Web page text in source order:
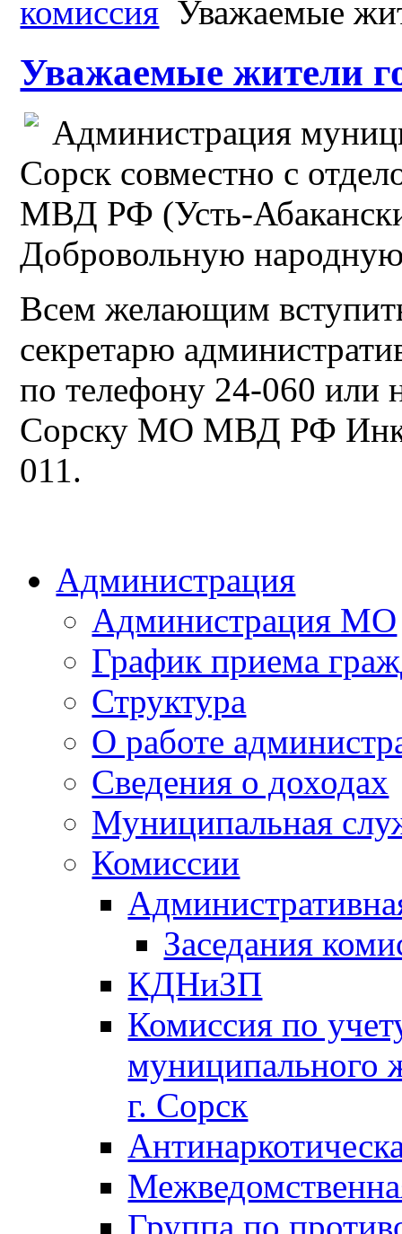
комиссия Уважаемые
Уважаемые жители
Администрация
Сорск совместно с
МВД РФ (Усть-
Добровольную
Всем желающим
секретарю
по телефону 24-060
Сорску МО МВД РФ
011.
Администрация
Администрация МО
График приема
Структура
О работе
Сведения о доходах
Муниципальная
Комиссии
Заседания
КДНиЗП
Комиссия по
муниципального
г. Сорск
Группа по